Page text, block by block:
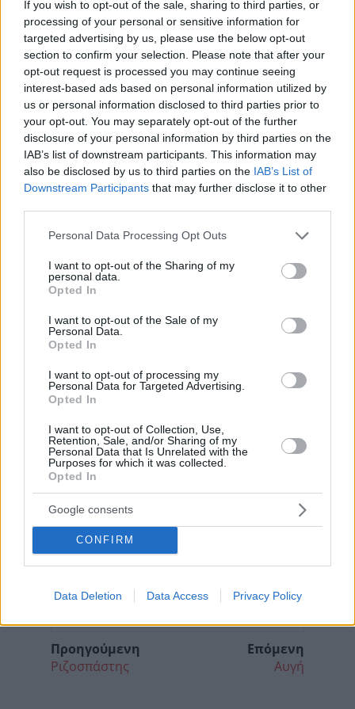
If you wish to opt-out of the sale, sharing to third parties, or
processing of your personal or sensitive information for
targeted advertising by us, please use the below opt-out
section to confirm your selection. Please note that after your
opt-out request is processed you may continue seeing
interest-based ads based on personal information utilized by
us or personal information disclosed to third parties prior to
your opt-out. You may separately opt-out of the further
disclosure of your personal information by third parties on the
IAB’s list of downstream participants. This information may
also be disclosed by us to third parties on the IAB’s List of
Downstream Participants that may further disclose it to other
Please note that this website/app uses one or more Google
not limited to your visit or usage behaviour. You may click to
grant or deny consent to Google and its third-party tags to
use your data for below specified purposes in below Google
consent section.
Personal Data Processing Opt Outs
I want to opt-out of the Sharing of my
personal data.
Opted In
I want to opt-out of the Sale of my
Personal Data.
Opted In
I want to opt-out of processing my
Personal Data for Targeted Advertising.
Opted In
I want to opt-out of Collection, Use,
Retention, Sale, and/or Sharing of my
Personal Data that Is Unrelated with the
Purposes for which it was collected.
Opted In
Google consents
CONFIRM
Data Deletion Data Access Privacy Policy
Κοινοποιήστε
Προηγούμενη
Ριζοσπάστης
Επόμενη
Αυγή